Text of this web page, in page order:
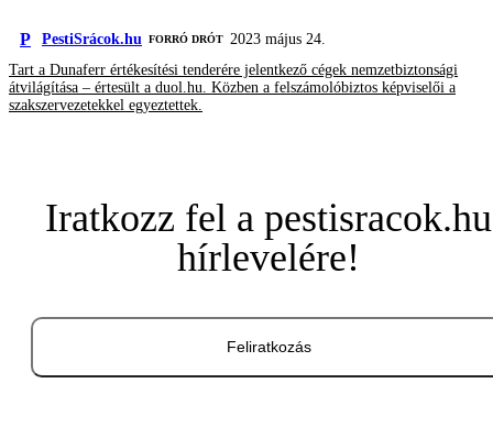
P PestiSrácok.hu FORRÓ DRÓT
2023 május 24.
Tart a Dunaferr értékesítési tenderére jelentkező cégek nemzetbiztonsági
átvilágítása – értesült a duol.hu. Közben a felszámolóbiztos képviselői a
szakszervezetekkel egyeztettek.
Iratkozz fel a pestisracok.hu
hírlevelére!
Feliratkozás